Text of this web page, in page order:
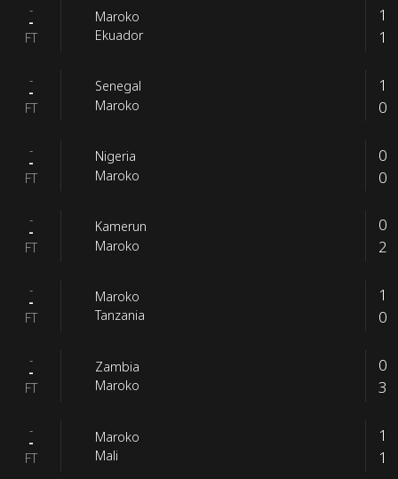
-
-
FT
Maroko
Ekuador
1
1
-
-
FT
Senegal
Maroko
1
0
-
-
FT
Nigeria
Maroko
0
0
-
-
FT
Kamerun
Maroko
0
2
-
-
FT
Maroko
Tanzania
1
0
-
-
FT
Zambia
Maroko
0
3
-
-
FT
Maroko
Mali
1
1